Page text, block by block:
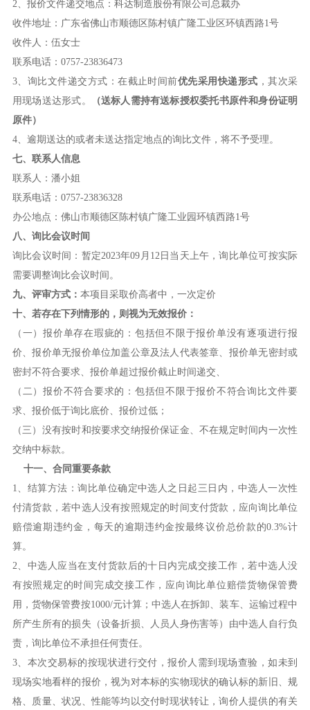
2、报价文件递交地点：科达制造股份有限公司总裁办
收件地址：广东省佛山市顺德区陈村镇广隆工业区环镇西路1号
收件人：伍女士
联系电话：0757-23836473
3、询比文件递交方式：在截止时间前优先采用快递形式 ，其次采
用现场送达形式。
（送标人需持有送标授权委托书原件和身份证明
原件）
4、逾期送达的或者未送达指定地点的询比文件，将不予受理。
七、联系人信息
联系人：潘小姐
联系电话：0757-23836328
办公地点：佛山市顺德区陈村镇广隆工业园环镇西路1号
八、询比会议时间
询比会议时间：暂定2023年09月12日当天上午，询比单位可按实际
需要调整询比会议时间。
九、评审方式： 本项目采取价高者中，一次定价
十、 若存在下列情形的 ， 则视为无效报价：
（一）报价单存在瑕疵的：包括但不限于报价单没有逐项进行报
价、报价单无报价单位加盖公章及法人代表签章、报价单无密封或
密封不符合要求、报价单超过报价截止时间递交、
（二）报价不符合要求的：包括但不限于报价不符合询比文件要
求、报价低于询比底价、报价过低；
（三）没有按时和按要求交纳报价保证金、不在规定时间内一次性
交纳中标款。
十一、合同重要条款
1、结算方法：询比单位确定中选人之日起三日内，中选人一次性
付清货款，若中选人没有按照规定的时间支付货款，应向询比单位
赔偿逾期违约金，每天的逾期违约金按最终议价总价款的0.3%计
算。
2、中选人应当在支付货款后的十日内完成交接工作，若中选人没
有按照规定的时间完成交接工作，应向询比单位赔偿货物保管费
用，货物保管费按1000/元计算；中选人在拆卸、装车、运输过程中
所产生所有的损失（设备折损、人员人身伤害等）由中选人自行负
责，询比单位不承担任何责任。
3、本次交易标的按现状进行交付，报价人需到现场查验，如未到
现场实地看样的报价，视为对本标的实物现状的确认标的新旧、规
格、质量、状况、性能等均以交付时现状转让，询价人提供的有关